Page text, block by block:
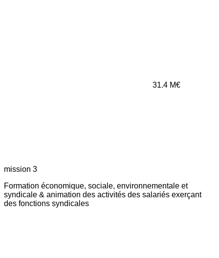
31.4 M€
mission 3
Formation économique, sociale, environnementale et
syndicale & animation des activités des salariés exerçant
des fonctions syndicales